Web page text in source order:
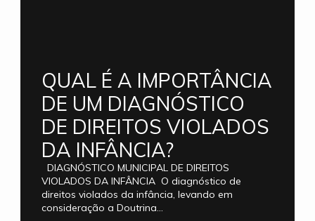
QUAL É A IMPORTÂNCIA
DE UM DIAGNÓSTICO
DE DIREITOS VIOLADOS
DA INFÂNCIA?
DIAGNÓSTICO MUNICIPAL DE DIREITOS
VIOLADOS DA INFÂNCIA O diagnóstico de
direitos violados da infância, levando em
consideração a Doutrina...